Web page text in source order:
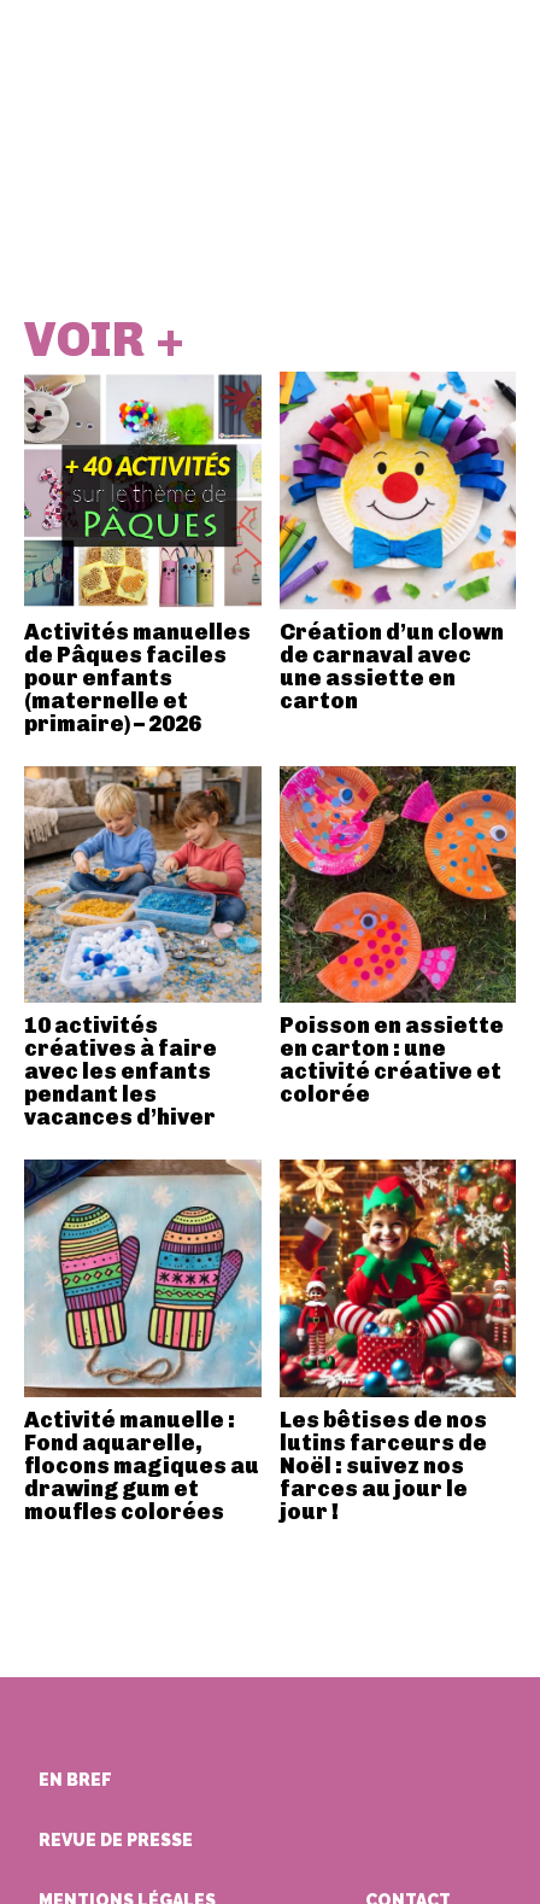
VOIR +
Activités manuelles
de Pâques faciles
pour enfants
(maternelle et
primaire) – 2026
Création d’un clown
de carnaval avec
une assiette en
carton
10 activités
créatives à faire
avec les enfants
pendant les
vacances d’hiver
Poisson en assiette
en carton : une
activité créative et
colorée
Activité manuelle :
Fond aquarelle,
flocons magiques au
drawing gum et
moufles colorées
Les bêtises de nos
lutins farceurs de
Noël : suivez nos
farces au jour le
jour !
EN BREF
REVUE DE PRESSE
MENTIONS LÉGALES CONTACT